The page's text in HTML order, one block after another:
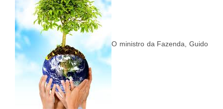
O ministro da Fazenda, Guido